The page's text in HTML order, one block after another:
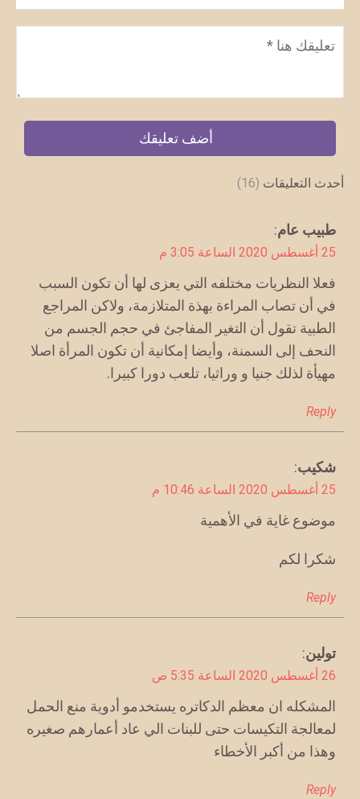
تعليق
أحدث التعليقات (16)
يقول
طبيب عام:
25 أغسطس 2020 الساعة 3:05 م
فعلا النظريات مختلفه التي يعزى لها أن تكون السبب
في أن تصاب المراءة بهذة المتلازمة، ولاكن المراجع
الطبية تقول أن التغير المفاجئ في حجم الجسم من
النحف إلى السمنة، وأيضا إمكانية أن تكون المرأة اصلا
مهيأة لذلك جنيا و وراثيا، تلعب دورا كبيرا.
Reply
يقول
شكيب:
25 أغسطس 2020 الساعة 10:46 م
موضوع غاية في الأهمية
شكرا لكم
Reply
يقول
تولين:
26 أغسطس 2020 الساعة 5:35 ص
المشكله ان معظم الدكاتره يستخدمو أدوية منع الحمل
لمعالجة التكيسات حتى للبنات الي عاد أعمارهم صغيره
وهذا من أكبر الأخطاء
Reply